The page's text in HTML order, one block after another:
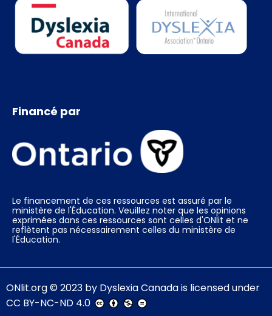
Financé par
Le financement de ces ressources est assuré par le
ministère de l'Éducation. Veuillez noter que les opinions
exprimées dans ces ressources sont celles d'ONlit et ne
reflètent pas nécessairement celles du ministère de
l'Éducation.
ONlit.org© 2023 by Dyslexia Canadais licensed under
CC BY-NC-ND 4.0